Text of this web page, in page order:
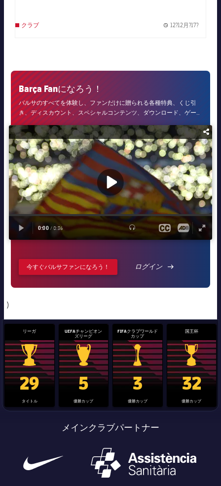
クラブ 12?12月?17?
Barça Fanになろう！
バルサのすべてを体験し、ファンだけに贈られる各種特典、くじ引
き、ディスカウント、スペシャルコンテンツ、ダウンロード、ゲーム
を楽しめます。Barça Fanになってよりお得に楽しみましょう！
今すぐバルサファンになろう！ ログイン
)
リーガ
La Liga trophy
29
タイトル
UEFAチャンピオン
ズリーグ
Champions League trophy
5
優勝カップ
FIFAクラブワールド
カップ
label.aria.clubworldcup
3
優勝カップ
国王杯
国王杯
32
優勝カップ
メインクラブパートナー